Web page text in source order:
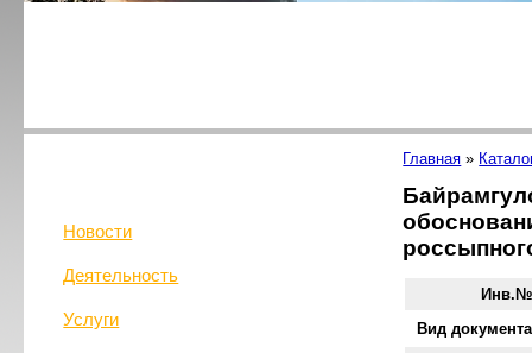
Новости
Деятельность
Услуги
Главная »
Инв.№
Вид документа